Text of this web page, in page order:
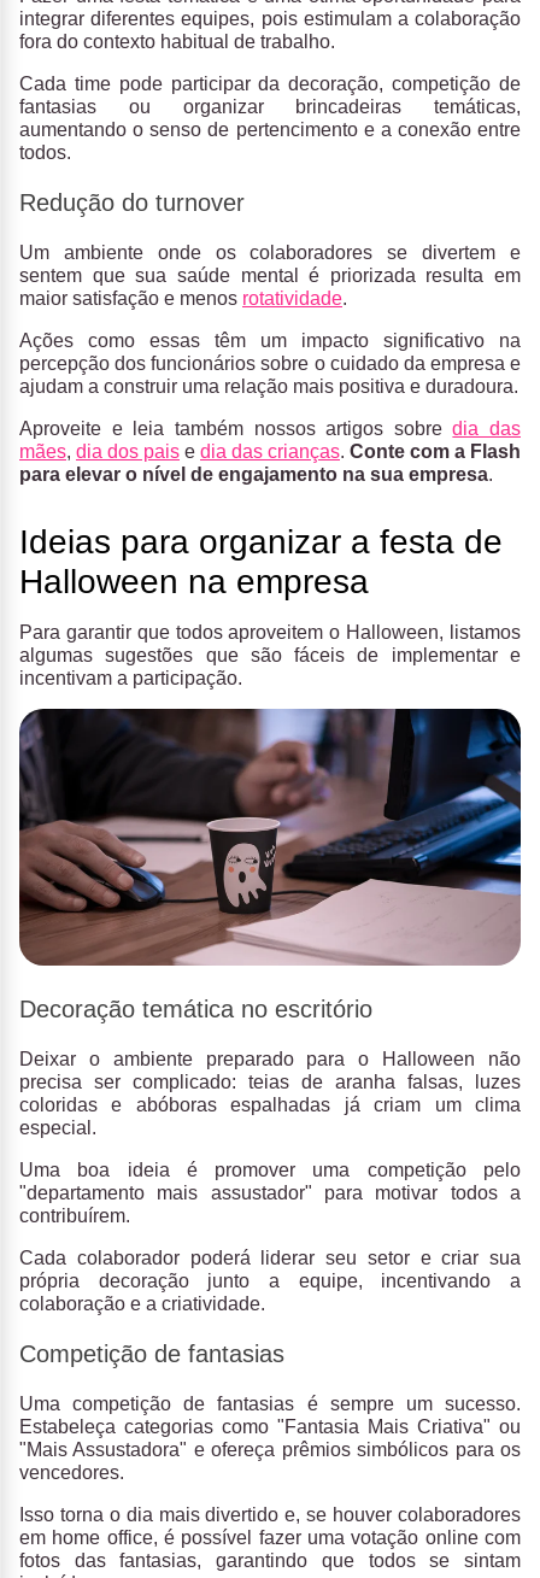
integrar diferentes equipes, pois estimulam a colaboração
fora do contexto habitual de trabalho.
Cada time pode participar da decoração, competição de
fantasias ou organizar brincadeiras temáticas,
aumentando o senso de pertencimento e a conexão entre
todos.
Redução do turnover
Um ambiente onde os colaboradores se divertem e
sentem que sua saúde mental é priorizada resulta em
maior satisfação e menos rotatividade.
Ações como essas têm um impacto significativo na
percepção dos funcionários sobre o cuidado da empresa e
ajudam a construir uma relação mais positiva e duradoura.
Aproveite e leia também nossos artigos sobredia das
mães, dia dos pais e dia das crianças. Conte com a Flash
para elevar o nível de engajamento na sua empresa.
Ideias para organizar a festa de
Halloween na empresa
Para garantir que todos aproveitem o Halloween, listamos
algumas sugestões que são fáceis de implementar e
incentivam a participação.
Decoração temática no escritório
Deixar o ambiente preparado para o Halloween não
precisa ser complicado: teias de aranha falsas, luzes
coloridas e abóboras espalhadas já criam um clima
especial.
Uma boa ideia é promover uma competição pelo
"departamento mais assustador" para motivar todos a
contribuírem.
Cada colaborador poderá liderar seu setor e criar sua
própria decoração junto a equipe, incentivando a
colaboração e a criatividade.
Competição de fantasias
Uma competição de fantasias é sempre um sucesso.
Estabeleça categorias como "Fantasia Mais Criativa" ou
"Mais Assustadora" e ofereça prêmios simbólicos para os
vencedores.
Isso torna o dia mais divertido e, se houver colaboradores
em home office, é possível fazer uma votação online com
fotos das fantasias, garantindo que todos se sintam